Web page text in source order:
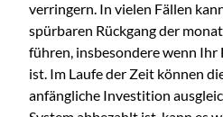
verringern. In vielen Fällen
spürbaren Rückgang der
führen, insbesondere wenn
ist. Im Laufe der Zeit können
anfängliche Investition